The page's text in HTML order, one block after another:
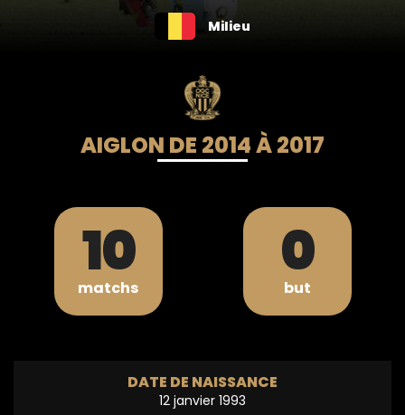
Milieu
AIGLON DE 2014 À 2017
10
matchs 0
but
DATE DE NAISSANCE
12 janvier 1993